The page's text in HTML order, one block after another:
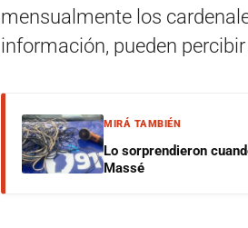
mensualmente los
información, pueden
MIRÁ TAMBIÉN
Lo sorprendieron
Massé